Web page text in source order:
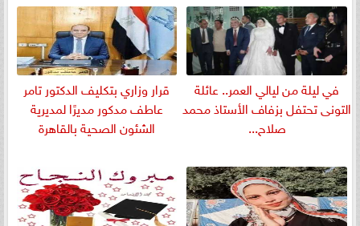
في ليلة من ليالي العمر.. عائلة
التونى تحتفل بزفاف الأستاذ محمد
صلاح...
قرار وزاري بتكليف الدكتور تامر
عاطف مدكور مديرًا لمديرية
الشئون الصحية بالقاهرة